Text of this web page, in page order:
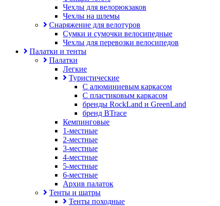
Чехлы для велорюкзаков
Чехлы на шлемы
Снаряжение для велотуров
Сумки и сумочки велосипедные
Чехлы для перевозки велосипедов
Палатки и тенты
Палатки
Легкие
Туристические
С алюминиевым каркасом
С пластиковым каркасом
бренды RockLand и GreenLand
бренд BTrace
Кемпинговые
1-местные
2-местные
3-местные
4-местные
5-местные
6-местные
Архив палаток
Тенты и шатры
Тенты походные